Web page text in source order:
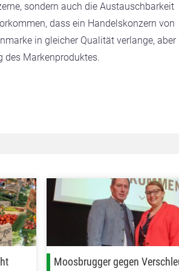
sondern auch die Austauschbarkeit
dass ein Handelskonzern von
in gleicher Qualität verlange, aber
des Markenproduktes.
Moosbrugger gegen